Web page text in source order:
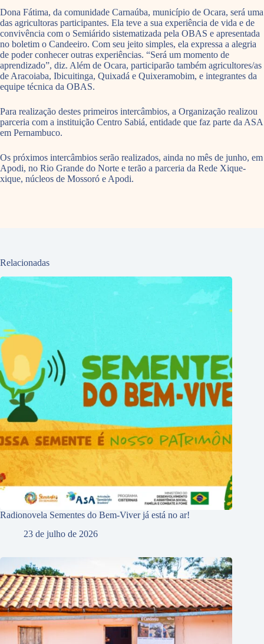
Dona Fátima, da comunidade Carnaúba, município de Ocara, será uma
das agricultoras participantes. Ela teve a sua experiência de vida e de
convivência com o Semiárido sistematizada pela OBAS e apresentada
no boletim o Candeeiro. Com seu jeito simples, ela expressa a alegria
de poder conhecer outras experiências. “Será um momento de
aprendizado”, diz. Além de Ocara, participarão também agricultores/as
de Aracoiaba, Ibicuitinga, Quixadá e Quixeramobim, e integrantes da
equipe técnica da OBAS.
Para realização destes primeiros intercâmbios, a Organização realizou
parceria com a instituição Centro Sabiá, entidade que faz parte da ASA
em Pernambuco.
Os próximos intercâmbios serão realizados, ainda no mês de junho, em
Apodi, no Rio Grande do Norte e terão a parceria da Rede Xique-
xique, núcleos de Mossoró e Apodi.
Relacionadas
Radionovela Sementes do Bem-Viver já está no ar!
23 de julho de 2026